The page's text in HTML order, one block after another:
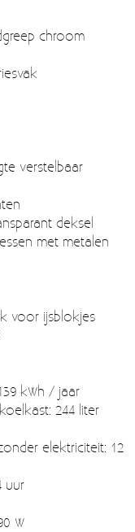
1968)
chroom
verstelbaar
deksel
met metalen
voor ijsblokjes
kWh / jaar
244 liter
elektriciteit: 12
uur
W